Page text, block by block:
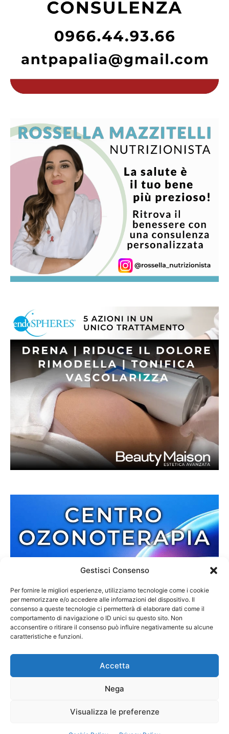
Gestisci Consenso
Per fornire le migliori esperienze, utilizziamo tecnologie come i cookie
per memorizzare e/o accedere alle informazioni del dispositivo. Il
consenso a queste tecnologie ci permetterà di elaborare dati come il
comportamento di navigazione o ID unici su questo sito. Non
acconsentire o ritirare il consenso può influire negativamente su alcune
caratteristiche e funzioni.
Accetta
Nega
Visualizza le preferenze
Contatti Cookie Policy Privacy Policy